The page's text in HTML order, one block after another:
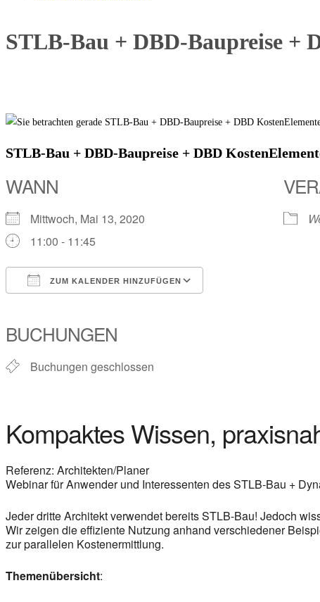
STLB-Bau + DBD-Baupreise +
STLB-Bau + DBD-Baupreise + DBD
WANN
Mittwoch, Mai 13, 2020
11:00 - 11:45
ZUM KALENDER HINZUFÜGEN
BUCHUNGEN
Buchungen geschlossen
Kompaktes Wissen,
Referenz: Architekten/Planer
Webinar für Anwender und Interessenten des STLB-Bau +
Jeder dritte Architekt verwendet bereits STLB-Bau! Jedoch
Wir zeigen die effiziente Nutzung anhand verschiedener
zur parallelen Kostenermittlung.
Themenübersicht: